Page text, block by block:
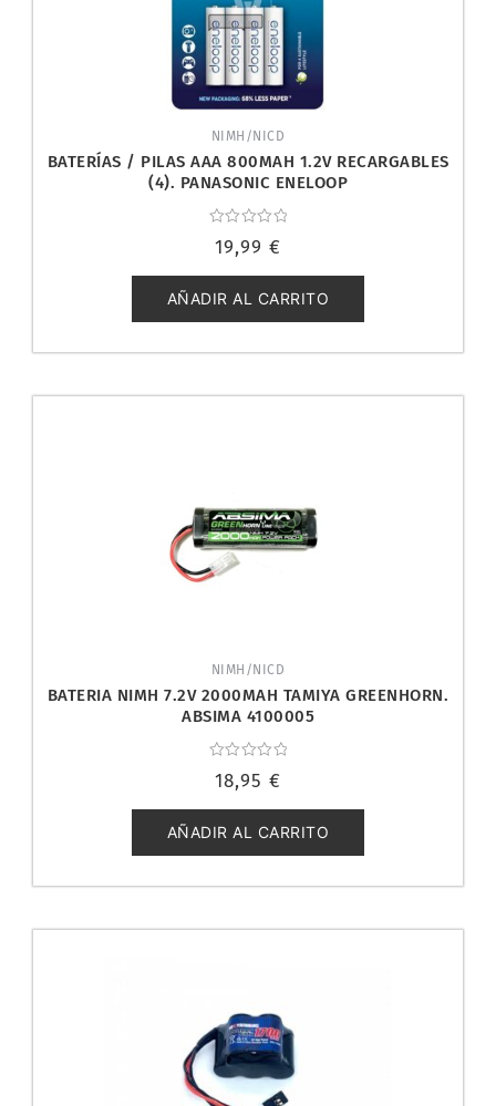
NIMH/NICD
BATERÍAS / PILAS AAA 800MAH 1.2V RECARGABLES
(4). PANASONIC ENELOOP
con
de
5
19,99 €
AÑADIR AL CARRITO
NIMH/NICD
BATERIA NIMH 7.2V 2000MAH TAMIYA GREENHORN.
ABSIMA 4100005
con
de
5
18,95 €
AÑADIR AL CARRITO